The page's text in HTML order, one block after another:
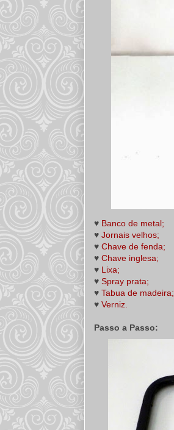
♥ Banco de metal;
♥ Jornais velhos;
♥ Chave de fenda;
♥ Chave inglesa;
♥ Lixa;
♥ Spray prata;
♥ Tabua de madeira;
♥ Verniz.
Passo a Passo: